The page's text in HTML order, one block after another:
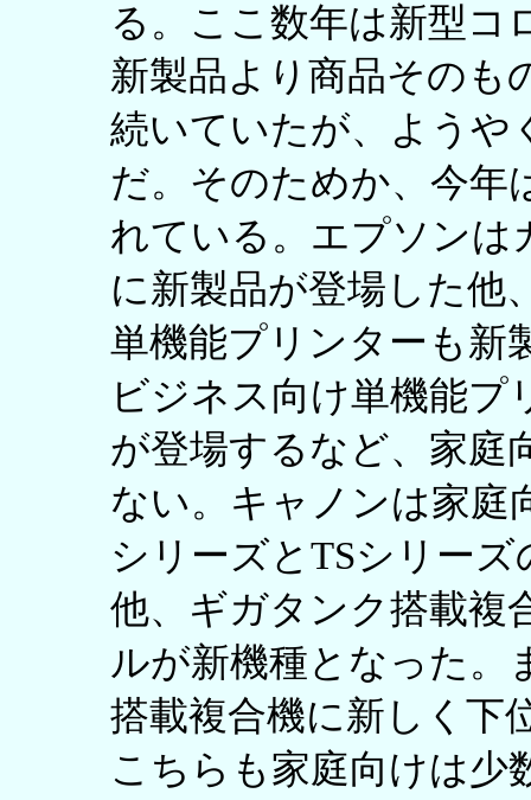
る。ここ数年は新型コ
新製品より商品そのも
続いていたが、ようや
だ。そのためか、今年
れている。エプソンは
に新製品が登場した他
単機能プリンターも新
ビジネス向け単機能プ
が登場するなど、家庭
ない。キャノンは家庭
シリーズとTSシリー
他、ギガタンク搭載複
ルが新機種となった。
搭載複合機に新しく下
こちらも家庭向けは少